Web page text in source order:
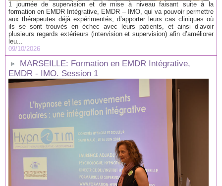
1 journée de supervision et de mise à niveau faisant suite à la
formation en EMDR Intégrative, EMDR – IMO, qui va pouvoir permettre
aux thérapeutes déjà expérimentés, d’apporter leurs cas cliniques où
ils se sont trouvés en échec avec leurs patients, et ainsi d’avoir
plusieurs regards extérieurs (intervision et supervision) afin d’améliorer
leu...
09/10/2026
MARSEILLE: Formation en EMDR Intégrative,
EMDR - IMO. Session 1